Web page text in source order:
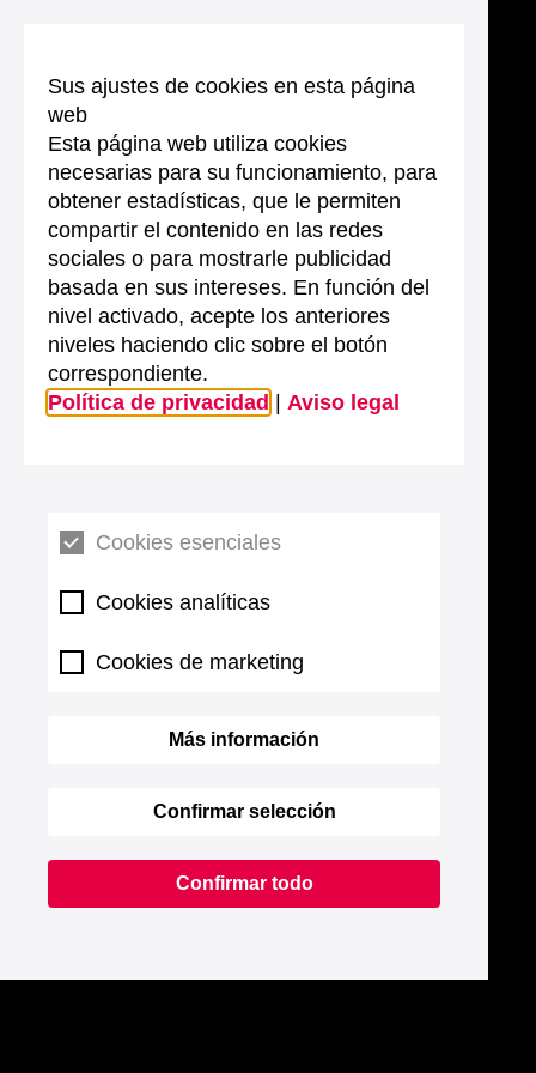
Sus ajustes de cookies en esta página
web
Esta página web utiliza cookies
necesarias para su funcionamiento, para
obtener estadísticas, que le permiten
compartir el contenido en las redes
sociales o para mostrarle publicidad
basada en sus intereses. En función del
nivel activado, acepte los anteriores
niveles haciendo clic sobre el botón
correspondiente.
Política de privacidad
Aviso legal
Cookies esenciales
Cookies analíticas
Cookies de marketing
Más información
Confirmar selección
Confirmar todo